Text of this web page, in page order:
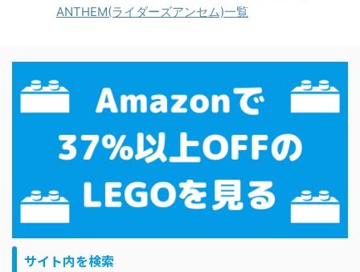
ANTHEM(ライダーズアンセム)一覧
サイト内を検索